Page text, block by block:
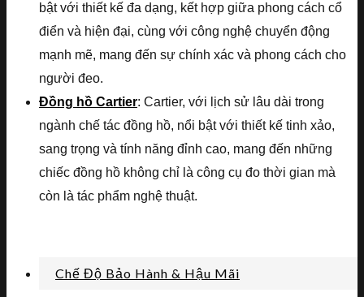
bật với thiết kế đa dạng, kết hợp giữa phong cách cổ
điển và hiện đại, cùng với công nghệ chuyển động
mạnh mẽ, mang đến sự chính xác và phong cách cho
người đeo.
Đồng hồ Cartier: Cartier, với lịch sử lâu dài trong
ngành chế tác đồng hồ, nổi bật với thiết kế tinh xảo,
sang trọng và tính năng đỉnh cao, mang đến những
chiếc đồng hồ không chỉ là công cụ đo thời gian mà
còn là tác phẩm nghệ thuật.
Chế Độ Bảo Hành & Hậu Mãi